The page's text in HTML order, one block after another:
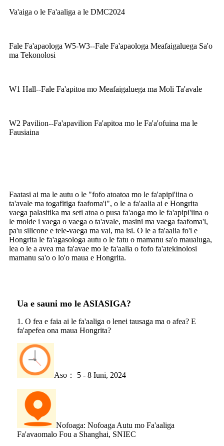
Va'aiga o le Fa'aaliga a le DMC2024
Fale Fa'apaologa W5-W3--Fale Fa'apaologa Meafaigaluega Sa'o
ma Tekonolosi
W1 Hall--Fale Fa'apitoa mo Meafaigaluega ma Moli Ta'avale
W2 Pavilion--Fa'apavilion Fa'apitoa mo le Fa'a'ofuina ma le
Fausiaina
Faatasi ai ma le autu o le "fofo atoatoa mo le fa'apipi'iina o
ta'avale ma togafitiga faafoma'i", o le a fa'aalia ai e Hongrita
vaega palasitika ma seti atoa o pusa fa'aoga mo le fa'apipi'iina o
le molde i vaega o vaega o ta'avale, masini ma vaega faafoma'i,
pa'u silicone e tele-vaega ma vai, ma isi. O le a fa'aalia fo'i e
Hongrita le fa'agasologa autu o le fatu o mamanu sa'o maualuga,
lea o le a avea ma fa'avae mo le fa'aalia o fofo fa'atekinolosi
mamanu sa'o o lo'o maua e Hongrita.
Ua e sauni mo le ASIASIGA?
1. O fea e faia ai le fa'aaliga o lenei tausaga ma o afea? E
fa'apefea ona maua Hongrita?
Aso： 5 - 8 Iuni, 2024
Nofoaga: Nofoaga Autu mo Fa'aaliga
Fa'avaomalo Fou a Shanghai, SNIEC